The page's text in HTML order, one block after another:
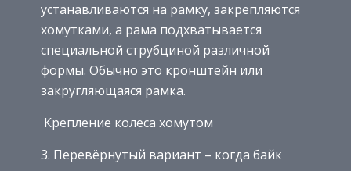
устанавливаются на рамку, закрепляются
хомутками, а рама подхватывается
специальной струбциной различной
формы. Обычно это кронштейн или
закругляющаяся рамка.
Крепление колеса хомутом
3. Перевёрнутый вариант – когда байк